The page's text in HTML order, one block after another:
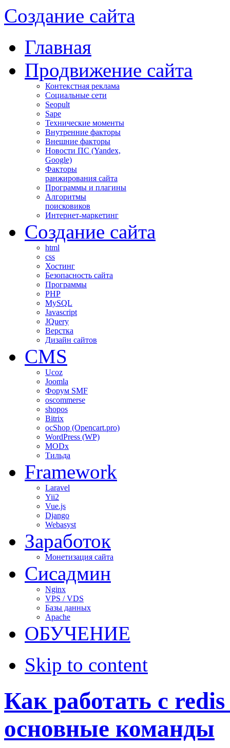
Создание сайта
Главная
Продвижение сайта
Контекстная реклама
Социальные сети
Seopult
Sape
Технические моменты
Внутренние факторы
Внешние факторы
Новости ПС (Yandex,
Google)
Факторы
ранжирования сайта
Программы и плагины
Алгоритмы
поисковиков
Интернет-маркетинг
Создание сайта
html
css
Хостинг
Безопасность сайта
Программы
PHP
MySQL
Javascript
JQuery
Верстка
Дизайн сайтов
CMS
Ucoz
Joomla
Форум SMF
oscommerse
shopos
Bitrix
ocShop (Opencart.pro)
WordPress (WP)
MODx
Тильда
Framework
Laravel
Yii2
Vue.js
Django
Webasyst
Заработок
Монетизация сайта
Сисадмин
Nginx
VPS / VDS
Базы данных
Apache
ОБУЧЕНИЕ
Skip to content
Как работать с
основные команды